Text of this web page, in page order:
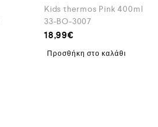
Kids thermos Pink 400ml
33-BO-3007
18,99€
Προσθήκη στο καλάθι